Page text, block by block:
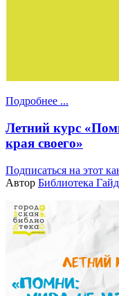
Подробнее ...
Летний курс
края своего»
Подписаться на этот
Автор Библиотека